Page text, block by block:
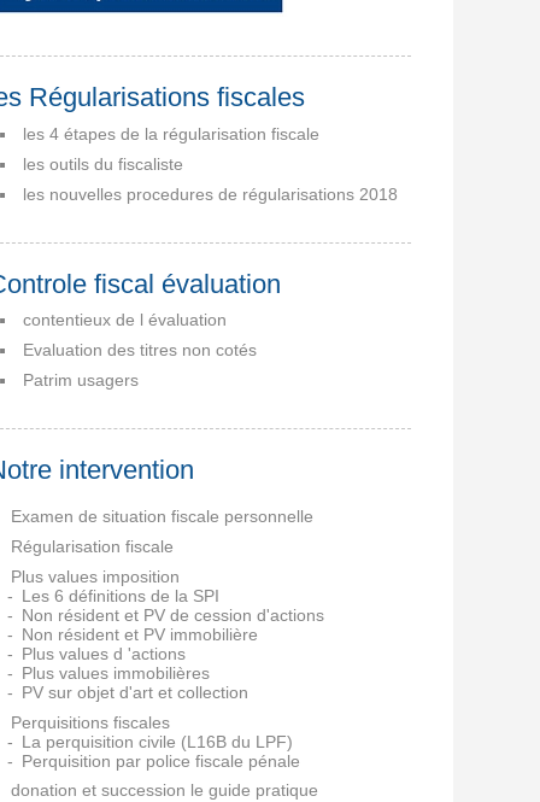
Régularisations fiscales
les 4 étapes de la régularisation fiscale
les outils du fiscaliste
les nouvelles procedures de régularisations 2018
fiscal évaluation
contentieux de l évaluation
Evaluation des titres non cotés
Patrim usagers
intervention
Examen de situation fiscale personnelle
Régularisation fiscale
Plus values imposition
Les 6 définitions de la SPI
Non résident et PV de cession d'actions
Non résident et PV immobilière
Plus values d 'actions
Plus values immobilières
PV sur objet d'art et collection
Perquisitions fiscales
La perquisition civile (L16B du LPF)
Perquisition par police fiscale pénale
donation et succession le guide pratique